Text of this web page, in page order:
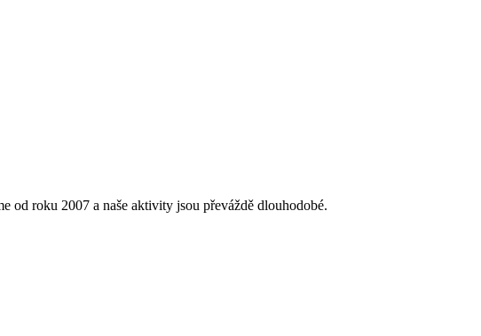
od roku 2007 a naše aktivity jsou převáždě dlouhodobé.